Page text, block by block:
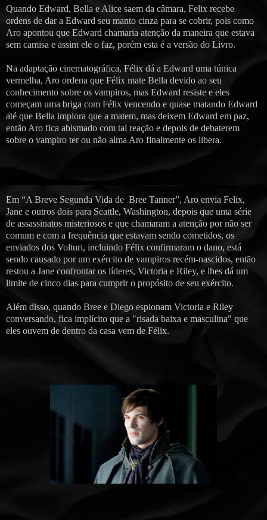
Quando Edward, Bella e Alice saem da câmara, Felix recebe
ordens de dar a Edward seu manto cinza para se cobrir, pois como
Aro apontou que Edward chamaria atenção da maneira que estava
sem camisa e assim ele o faz, porém esta é a versão do Livro.
Na adaptação cinematográfica, Félix dá a Edward uma túnica
vermelha, Aro ordena que Félix mate Bella devido ao seu
conhecimento sobre os vampiros, mas Edward resiste e eles
começam uma briga com Félix vencendo e quase matando Edward
até que Bella implora que a matem, mas deixem Edward em paz,
então Aro fica abismado com tal reação e depois de debaterem
sobre o vampiro ter ou não alma Aro finalmente os libera.
Em “A Breve Segunda Vida de Bree Tanner”, Aro envia Felix,
Jane e outros dois para Seattle, Washington, depois que uma série
de assassinatos misteriosos e que chamaram a atenção por não ser
comum e com a frequência que estavam sendo cometidos, os
enviados dos Volturi, incluindo Félix confirmaram o dano, está
sendo causado por um exército de vampiros recém-nascidos, então
restou a Jane confrontar os líderes, Victoria e Riley, e lhes dá um
limite de cinco dias para cumprir o propósito de seu exército.
Além disso, quando Bree e Diego espionam Victoria e Riley
conversando, fica implícito que a "risada baixa e masculina" que
eles ouvem de dentro da casa vem de Félix.